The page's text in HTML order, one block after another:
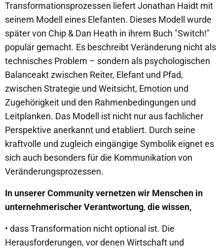
Transformationsprozessen liefert Jonathan Haidt mit
seinem Modell eines Elefanten. Dieses Modell wurde
später von Chip & Dan Heath in ihrem Buch "Switch!"
populär gemacht. Es beschreibt Veränderung nicht als
technisches Problem – sondern als psychologischen
Balanceakt zwischen Reiter, Elefant und Pfad,
zwischen Strategie und Weitsicht, Emotion und
Zugehörigkeit und den Rahmenbedingungen und
Leitplanken. Das Modell ist nicht nur aus fachlicher
Perspektive anerkannt und etabliert. Durch seine
kraftvolle und zugleich eingängige Symbolik eignet es
sich auch besonders für die Kommunikation von
Veränderungsprozessen.
In unserer Community vernetzen wir Menschen in
unternehmerischer Verantwortung, die wissen,
• dass Transformation nicht optional ist. Die
Herausforderungen, vor denen Wirtschaft und